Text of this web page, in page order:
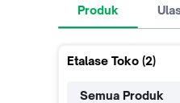
Produk
Etalase Toko (2)
Semua Produk